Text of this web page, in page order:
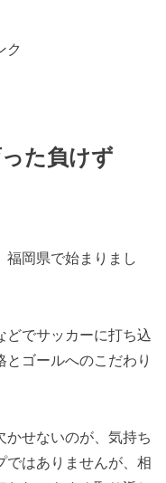
ク
た負けず
福岡県で始まりまし
どでサッカーに打ち込
ゴールへのこだわり
かせないのが、気持ち
ではありませんが、相